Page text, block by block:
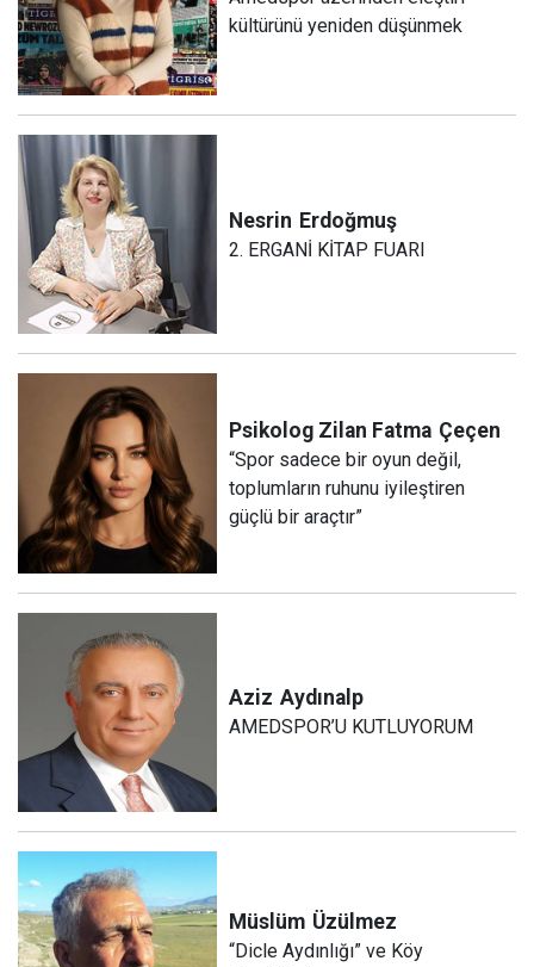
kültürünü yeniden düşünmek
Nesrin Erdoğmuş
2. ERGANİ KİTAP FUARI
Psikolog Zilan Fatma Çeçen
“Spor sadece bir oyun değil,
toplumların ruhunu iyileştiren
güçlü bir araçtır”
Aziz Aydınalp
AMEDSPOR’U KUTLUYORUM
Müslüm Üzülmez
“Dicle Aydınlığı” ve Köy